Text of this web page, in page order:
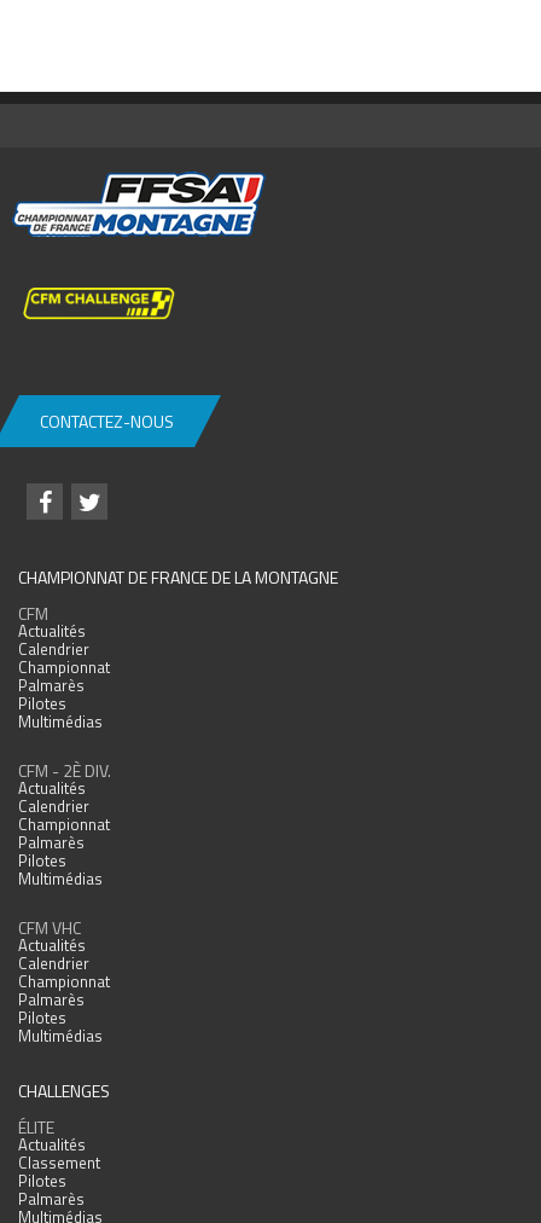
CONTACTEZ-NOUS
CHAMPIONNAT DE FRANCE DE LA MONTAGNE
CFM
Actualités
Calendrier
Championnat
Palmarès
Pilotes
Multimédias
CFM - 2È DIV.
Actualités
Calendrier
Championnat
Palmarès
Pilotes
Multimédias
CFM VHC
Actualités
Calendrier
Championnat
Palmarès
Pilotes
Multimédias
CHALLENGES
ÉLITE
Actualités
Classement
Pilotes
Palmarès
Multimédias